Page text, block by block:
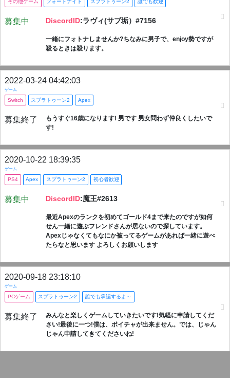
募集中 DiscordID:ラヴィ(サブ垢）#7156
一緒にフォトナしませんか?ちなみに男子で、enjoy勢ですが
殺るときは殺ります。
2022-03-24 04:42:03
ゲーム
Switch スプラトゥーン2 Apex
募集終了
もうすぐ16歳になります! 男です 男女問わず仲良くしたいで
す!
2020-10-22 18:39:35
ゲーム
PS4 Apex スプラトゥーン2 初心者歓迎
募集中 DiscordID:魔王#2613
最近Apexのランクを初めてゴールド4まで来たのですが如何
せん一緒に遊ぶフレンドさんが居ないので探しています。
Apexじゃなくてもなにか被ってるゲームがあれば一緒に遊べ
たらなと思います よろしくお願いします
2020-09-18 23:18:10
ゲーム
PCゲーム スプラトゥーン2 誰でも承認するよ～
募集終了
みんなと楽しくゲームしていきたいです!気軽に申請してくだ
さい!最後に一つ!僕は、ボイチャが出来ません。では、じゃん
じゃん申請してきてくださいね!